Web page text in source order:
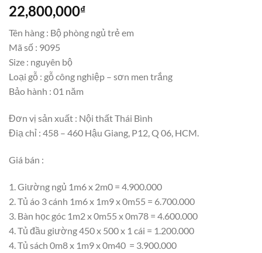
22,800,000₫
Tên hàng : Bộ phòng ngủ trẻ em
Mã số : 9095
Size : nguyên bộ
Loại gỗ : gỗ công nghiệp – sơn men trắng
Bảo hành : 01 năm
Đơn vị sản xuất : Nội thất Thái Bình
Điạ chỉ : 458 – 460 Hậu Giang, P12, Q 06, HCM.
Giá bán :
1. Giường ngủ 1m6 x 2m0 = 4.900.000
2. Tủ áo 3 cánh 1m6 x 1m9 x 0m55 = 6.700.000
3. Bàn học góc 1m2 x 0m55 x 0m78 = 4.600.000
4. Tủ đầu giường 450 x 500 x 1 cái = 1.200.000
4. Tủ sách 0m8 x 1m9 x 0m40 = 3.900.000